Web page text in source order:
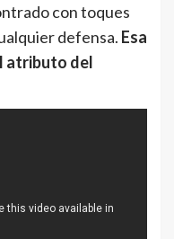
con toques
defensa. Esa
atributo del